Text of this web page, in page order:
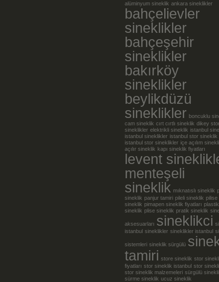
alüminyum sineklik ankara sineklikler
bahçelievler
sineklikler
bahçeşehir
sineklikler
bakırköy
sineklikler
beylikdüzü
sineklikler boncuklu
cam sineklik cırt cırtlı sineklik dikey
sineklikler elektrikli sineklik istanbul
istanbul sineklikler istanbul stor sineklik
istanbul stor sineklikler içe açılım
açılır sineklik kapı sineklik fiyatları
levent
menteşeli
sineklik mıknatıslı sineklik
sineklik panjur tamiri pileli sineklik pilise
sineklik pimapen sineklik fiyatları plastik
sineklik plise sineklik pratik sineklik
aksesuarları sineklikci
istanbul sineklikler sineklikler istanbul
sistemleri sineklik sürgülü
tamiri store sineklik stor
fiyatları stor sineklik istanbul stor
stor sineklik malzemeleri sürgülü
sürme sineklik ucuz sineklik